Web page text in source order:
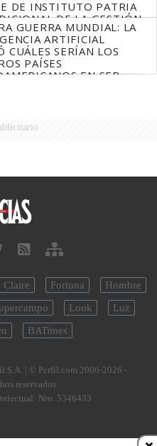
DE INSTITUTO PATRIA
DE LA GESTIÓN
GUERRA MUNDIAL: LA
ARTIFICIAL
CUÁLES SERÍAN LOS
PAÍSES
EN SER
Claire Fortuna
Hombre
Look
Luz
BATimes
S.A. | © Perfil.com 2006-2026 -
reservados
Nro. 5346433